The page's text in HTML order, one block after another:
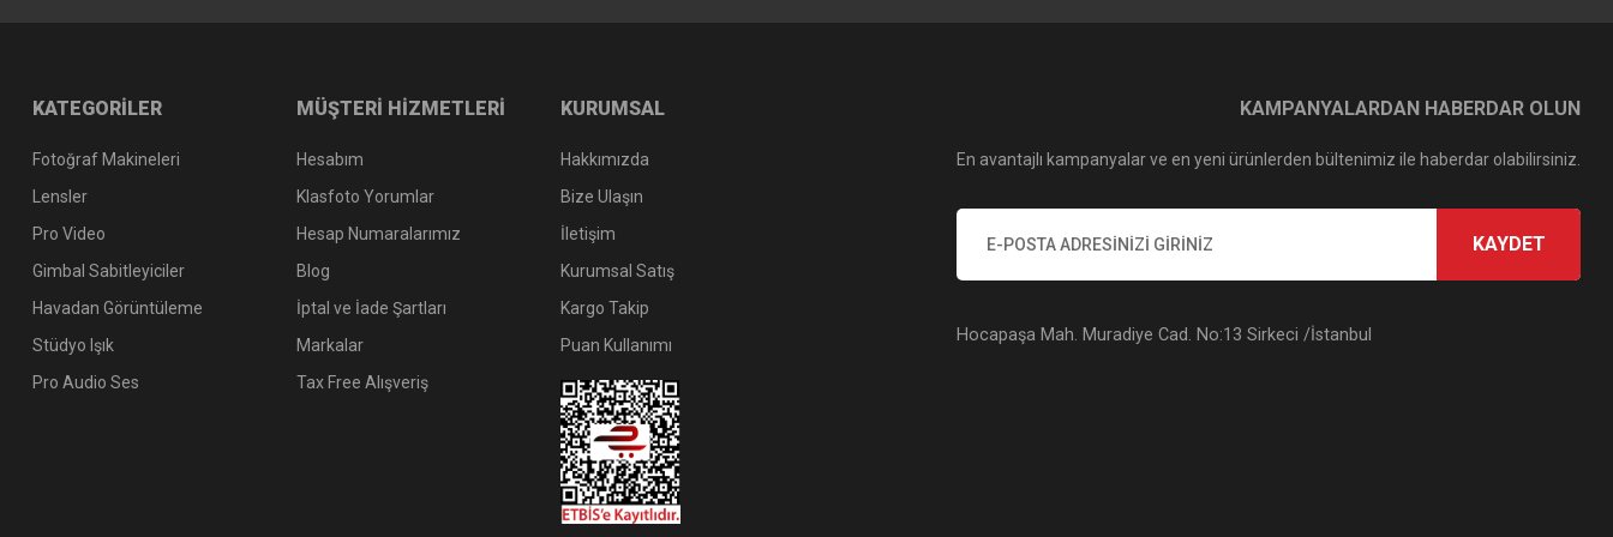
KATEGORİLER
Fotoğraf Makineleri
Lensler
Pro Video
Gimbal Sabitleyiciler
Havadan Görüntüleme
Stüdyo Işık
Pro Audio Ses
MÜŞTERİ HİZMETLERİ
Hesabım
Klasfoto Yorumlar
Hesap Numaralarımız
Blog
İptal ve İade Şartları
Markalar
Tax Free Alışveriş
KURUMSAL
Hakkımızda
Bize Ulaşın
İletişim
Kurumsal Satış
Kargo Takip
Puan Kullanımı
KAMPANYALARDAN HABERDAR OLUN
En avantajlı kampanyalar ve en yeni ürünlerden bültenimiz ile haberdar olabilirsiniz.
KAYDET
Hocapaşa Mah. Muradiye Cad. No:13 Sirkeci /İstanbul